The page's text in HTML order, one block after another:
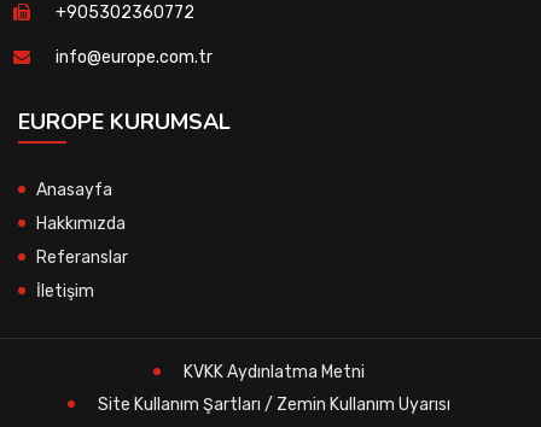
+905302360772
info@europe.com.tr
EUROPE KURUMSAL
Anasayfa
Hakkımızda
Referanslar
İletişim
KVKK Aydınlatma Metni
Site Kullanım Şartları / Zemin Kullanım Uyarısı